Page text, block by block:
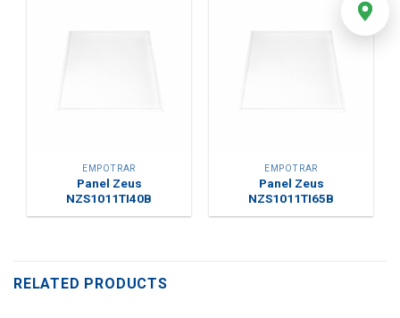
EMPOTRAR
Panel Zeus
NZS1011TI40B
EMPOTRAR
Panel Zeus
NZS1011TI65B
RELATED PRODUCTS